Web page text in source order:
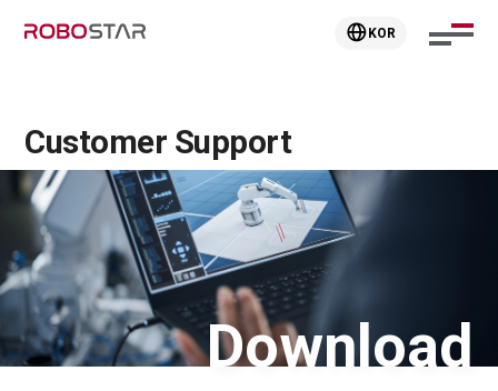
KOR
Customer Support
Download